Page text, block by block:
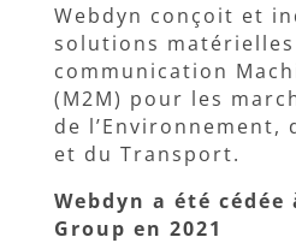
Webdyn conçoit et
solutions
communication
(M2M) pour les
de l’Environnement,
et du Transport.
Webdyn a été
Group en 2021